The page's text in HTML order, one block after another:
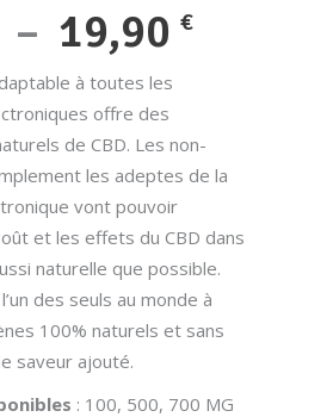
– 19,90 €Plage
9,90 €
19,90
à toutes les
offre des
de CBD. Les non-
les adeptes de la
vont pouvoir
et les effets du CBD dans
naturelle que possible.
des seuls au monde à
100% naturels et sans
saveur ajouté.
: 100, 500, 700 MG